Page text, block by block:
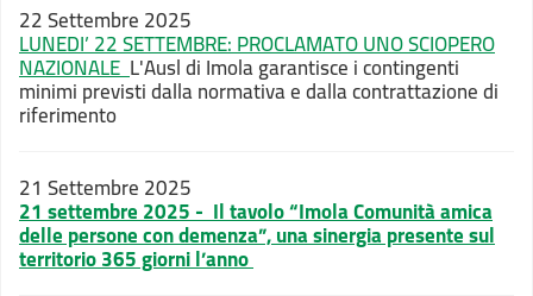
22 Settembre 2025
LUNEDI’ 22 SETTEMBRE: PROCLAMATO UNO SCIOPERO
NAZIONALEL'Ausl di Imola garantisce i contingenti
minimi previsti dalla normativa e dalla contrattazione di
riferimento
21 Settembre 2025
21 settembre 2025 - Il tavolo “Imola Comunità amica
delle persone con demenza”, una sinergia presente sul
territorio 365 giorni l’anno